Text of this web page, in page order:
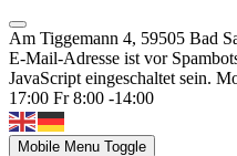
Am Tiggemann 4, 59505 Bad
E-Mail-Adresse ist vor
JavaScript eingeschaltet sein.
17:00 Fr 8:00 -14:00
Mobile Menu Toggle